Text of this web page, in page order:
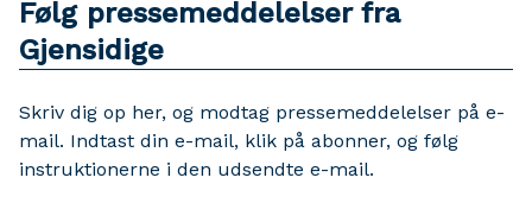
Følg pressemeddelelser fra
Gjensidige
Skriv dig op her, og modtag pressemeddelelser på e-
mail. Indtast din e-mail, klik på abonner, og følg
instruktionerne i den udsendte e-mail.